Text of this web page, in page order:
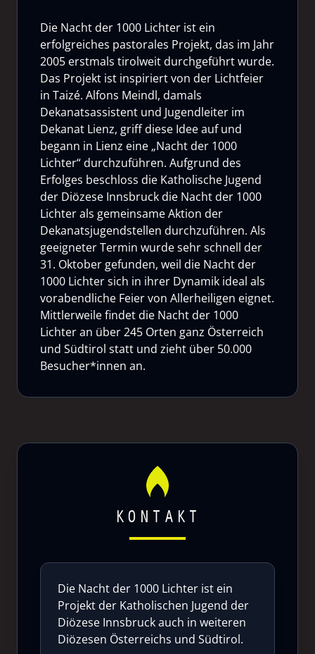
Die Nacht der 1000 Lichter ist ein
erfolgreiches pastorales Projekt, das im Jahr
2005 erstmals tirolweit durchgeführt wurde.
Das Projekt ist inspiriert von der Lichtfeier
in Taizé. Alfons Meindl, damals
Dekanatsassistent und Jugendleiter im
Dekanat Lienz, griff diese Idee auf und
begann in Lienz eine „Nacht der 1000
Lichter“ durchzuführen. Aufgrund des
Erfolges beschloss die Katholische Jugend
der Diözese Innsbruck die Nacht der 1000
Lichter als gemeinsame Aktion der
Dekanatsjugendstellen durchzuführen. Als
geeigneter Termin wurde sehr schnell der
31. Oktober gefunden, weil die Nacht der
1000 Lichter sich in ihrer Dynamik ideal als
vorabendliche Feier von Allerheiligen eignet.
Mittlerweile findet die Nacht der 1000
Lichter an über 245 Orten ganz Österreich
und Südtirol statt und zieht über 50.000
Besucher*innen an.
KONTAKT
Die Nacht der 1000 Lichter ist ein
Projekt der Katholischen Jugend der
Diözese Innsbruck auch in weiteren
Diözesen Österreichs und Südtirol.